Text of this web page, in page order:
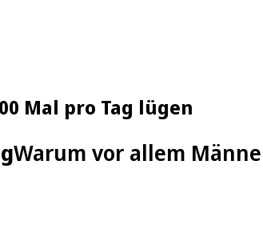
Mal pro Tag lügen
Warum vor allem